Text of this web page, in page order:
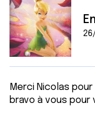
services.
Merci Nicolas
bravo à vous